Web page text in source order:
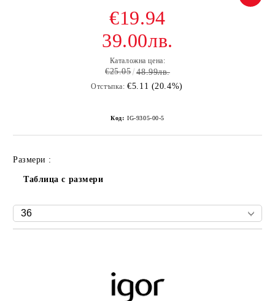
€19.94
39.00лв.
Каталожна цена:
€25.05 48.99лв.
Отстъпка: €5.11 (20.4%)
Код: IG-9305-00-5
Размери :
Таблица с размери